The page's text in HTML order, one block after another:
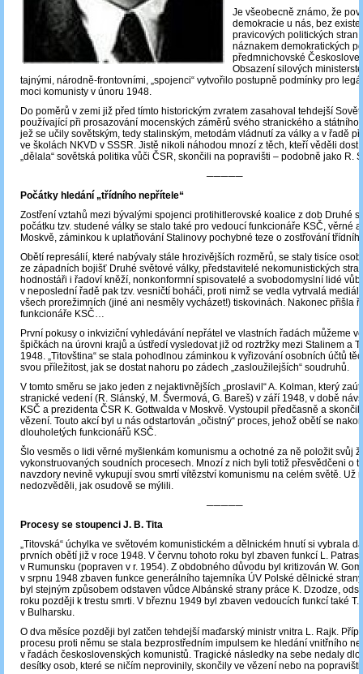
Je všeobecně známo, že
demokracie u nás, bez
pravicových politických
náznakem demokratických
předmnichovské
Obsazení silových
tajnými, národně-frontovními, „spojenci“ vytvořilo postupně podmínky pro
moci komunisty v únoru 1948.
Do poměrů v zemi již před tímto historickým zvratem zasahoval tehdejší
používající při prosazování mocenských záměrů svého stranického a státního
jež se učily sovětským, tedy stalinským, metodám vládnutí za války a v řadě
ve školách NKVD v SSSR. Jistě nikoli náhodou mnozí z těch, kteří věděli dost
„dělala“ sovětská politika vůči ČSR, skončili na popravišti – podobně jako R.
─────
Počátky hledání „třídního nepřítele“
Zostření vztahů mezi bývalými spojenci protihitlerovské koalice z dob Druhé
počátku tzv. studené války se stalo také pro vedoucí funkcionáře KSČ, věrné
Moskvě, záminkou k uplatňování Stalinovy pochybné teze o zostřování
Obětí represálií, které nabývaly stále hrozivějších rozměrů, se staly tisíce
ze západních bojišť Druhé světové války, představitelé nekomunistických
hodnostáři i řadoví kněží, nonkonformní spisovatelé a svobodomyslní lidé
v neposlední řadě pak tzv. vesničtí boháči, proti nimž se vedla vytrvalá
všech prorežimních (jiné ani nesměly vycházet!) tiskovinách. Nakonec přišla
funkcionáře KSČ…
První pokusy o inkviziční vyhledávání nepřátel ve vlastních řadách můžeme
špičkách na úrovni krajů a ústředí vysledovat již od roztržky mezi Stalinem a
1948. „Titovština“ se stala pohodlnou záminkou k vyřizování osobních účtů
svou příležitost, jak se dostat nahoru po zádech „zasloužilejších“ soudruhů.
V tomto směru se jako jeden z nejaktivnějších „proslavil“ A. Kolman, který
stranické vedení (R. Slánský, M. Švermová, G. Bareš) v září 1948, v době
KSČ a prezidenta ČSR K. Gottwalda v Moskvě. Vystoupil předčasně a skončil
vězení. Touto akcí byl u nás odstartován „očistný“ proces, jehož obětí se
dlouholetých funkcionářů KSČ.
Šlo vesměs o lidi věrné myšlenkám komunismu a ochotné za ně položit svůj
vykonstruovaných soudních procesech. Mnozí z nich byli totiž přesvědčeni o
navzdory nevině vykupují svou smrtí vítězství komunismu na celém světě. Už
nedozvěděli, jak osudově se mýlili.
─────
Procesy se stoupenci J. B. Tita
„Titovská“ úchylka ve světovém komunistickém a dělnickém hnutí si vybrala
prvních obětí již v roce 1948. V červnu tohoto roku byl zbaven funkcí L.
v Rumunsku (popraven v r. 1954). Z obdobného důvodu byl kritizován W.
v srpnu 1948 zbaven funkce generálního tajemníka ÚV Polské dělnické
byl stejným způsobem odstaven vůdce Albánské strany práce K. Dzodze,
roku později k trestu smrti. V březnu 1949 byl zbaven vedoucích funkcí také T.
v Bulharsku.
O dva měsíce později byl zatčen tehdejší maďarský ministr vnitra L. Rajk.
procesu proti němu se stala bezprostředním impulsem ke hledání vnitřního
v řadách československých komunistů. Tragické následky na sebe nedaly
desítky osob, které se ničím neprovinily, skončily ve vězení nebo na popravišti.